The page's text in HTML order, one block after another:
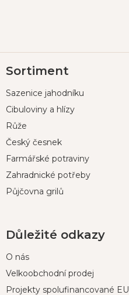
á
a
Sortiment
Sazenice jahodníku
Cibuloviny a hlízy
Růže
Český česnek
Farmářské potraviny
Zahradnické potřeby
Půjčovna grilů
Důležité odkazy
O nás
Velkoobchodní prodej
Projekty spolufinancované EU